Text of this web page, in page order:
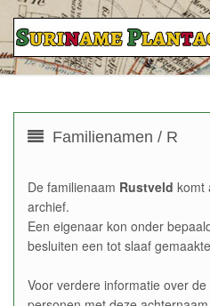
Familienamen / R
De familienaam Rustveld komt
archief.
Een eigenaar kon onder
besluiten een tot slaaf
Voor verdere informatie over